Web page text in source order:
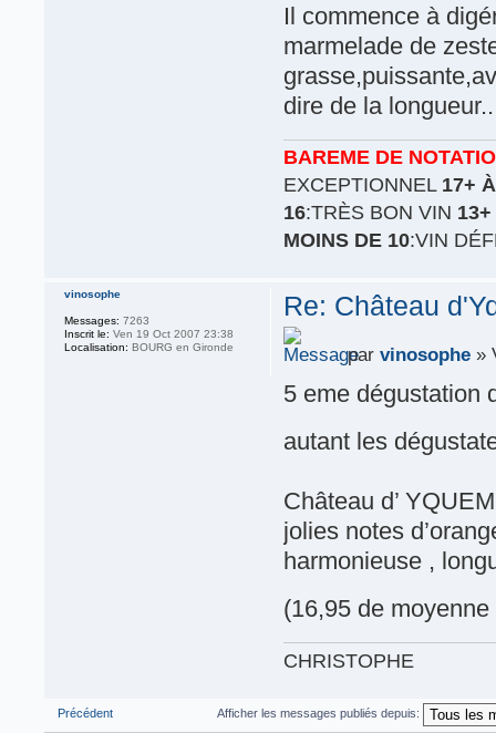
Il commence à
marmelade de
dire de la
BAREME DE
EXCEPTIONNEL 17+
16:TRÈS BON VIN
MOINS DE 10:VIN
Re: Château
parvinosophe »
5 eme dégustation
autant les
Château d’
jolies notes
harmonieuse ,
(16,95 de
CHRISTOPHE
vinosophe
Messages: 7263
Inscrit le: Ven 19 Oct 2007 23:38
Localisation: BOURG en Gironde
Précédent Afficher les messages publiés depuis: